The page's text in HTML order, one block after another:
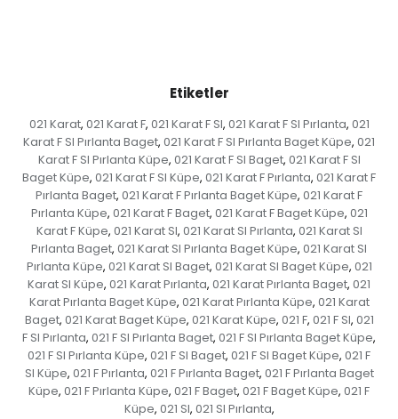
Etiketler
021 Karat, 021 Karat F, 021 Karat F SI, 021 Karat F SI Pırlanta, 021
Karat F SI Pırlanta Baget, 021 Karat F SI Pırlanta Baget Küpe, 021
Karat F SI Pırlanta Küpe, 021 Karat F SI Baget, 021 Karat F SI
Baget Küpe, 021 Karat F SI Küpe, 021 Karat F Pırlanta, 021 Karat F
Pırlanta Baget, 021 Karat F Pırlanta Baget Küpe, 021 Karat F
Pırlanta Küpe, 021 Karat F Baget, 021 Karat F Baget Küpe, 021
Karat F Küpe, 021 Karat SI, 021 Karat SI Pırlanta, 021 Karat SI
Pırlanta Baget, 021 Karat SI Pırlanta Baget Küpe, 021 Karat SI
Pırlanta Küpe, 021 Karat SI Baget, 021 Karat SI Baget Küpe, 021
Karat SI Küpe, 021 Karat Pırlanta, 021 Karat Pırlanta Baget, 021
Karat Pırlanta Baget Küpe, 021 Karat Pırlanta Küpe, 021 Karat
Baget, 021 Karat Baget Küpe, 021 Karat Küpe, 021 F, 021 F SI, 021
F SI Pırlanta, 021 F SI Pırlanta Baget, 021 F SI Pırlanta Baget Küpe,
021 F SI Pırlanta Küpe, 021 F SI Baget, 021 F SI Baget Küpe, 021 F
SI Küpe, 021 F Pırlanta, 021 F Pırlanta Baget, 021 F Pırlanta Baget
Küpe, 021 F Pırlanta Küpe, 021 F Baget, 021 F Baget Küpe, 021 F
Küpe, 021 SI, 021 SI Pırlanta,